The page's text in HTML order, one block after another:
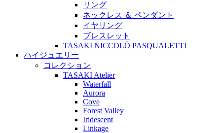
リング
ネックレス ＆ ペンダント
イヤリング
ブレスレット
TASAKI NICCOLÒ PASQUALETTI
ハイジュエリー
コレクション
TASAKI Atelier
Waterfall
Aurora
Cove
Forest Valley
Iridescent
Linkage